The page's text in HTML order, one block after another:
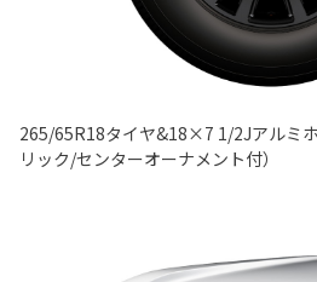
265/65R18タイヤ&18×7 1/2Jアルミ
リック/センターオーナメント付）